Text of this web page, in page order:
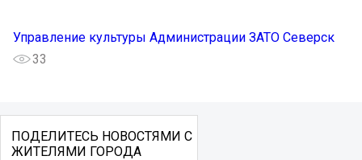
Управление культуры Администрации ЗАТО Северск
33
ПОДЕЛИТЕСЬ НОВОСТЯМИ С
ЖИТЕЛЯМИ ГОРОДА